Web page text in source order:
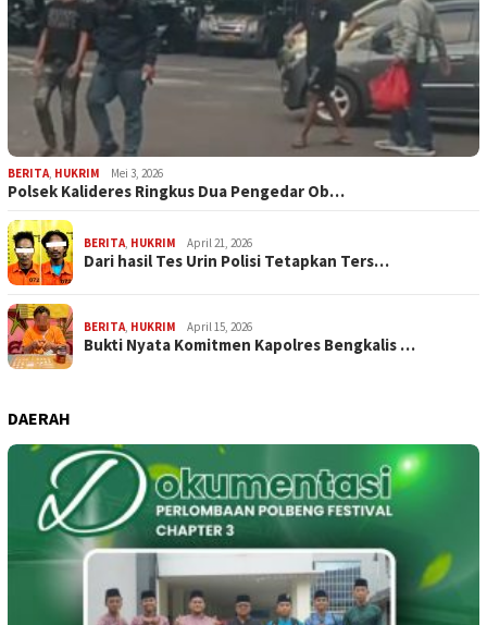
BERITA, HUKRIM Mei 3, 2026
Polsek Kalideres Ringkus Dua Pengedar Ob…
BERITA, HUKRIM April 21, 2026
Dari hasil Tes Urin Polisi Tetapkan Ters…
BERITA, HUKRIM April 15, 2026
Bukti Nyata Komitmen Kapolres Bengkalis …
DAERAH